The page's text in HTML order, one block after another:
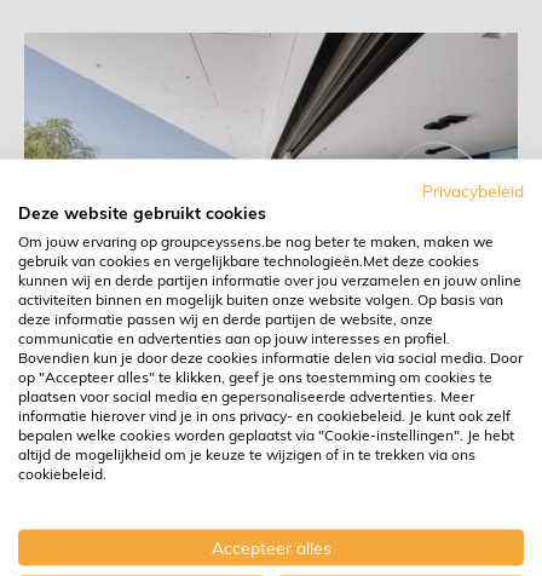
Residentiële projecten
Show House - Artikel HLN
Meer informatie
Privacybeleid
Deze website gebruikt cookies
Om jouw ervaring op groupceyssens.be nog beter te maken, maken we
gebruik van cookies en vergelijkbare technologieën.Met deze cookies
kunnen wij en derde partijen informatie over jou verzamelen en jouw online
activiteiten binnen en mogelijk buiten onze website volgen. Op basis van
deze informatie passen wij en derde partijen de website, onze
communicatie en advertenties aan op jouw interesses en profiel.
Bovendien kun je door deze cookies informatie delen via social media. Door
op "Accepteer alles" te klikken, geef je ons toestemming om cookies te
plaatsen voor social media en gepersonaliseerde advertenties. Meer
informatie hierover vind je in ons privacy- en cookiebeleid. Je kunt ook zelf
bepalen welke cookies worden geplaatst via "Cookie-instellingen". Je hebt
altijd de mogelijkheid om je keuze te wijzigen of in te trekken via ons
cookiebeleid.
Accepteer alles